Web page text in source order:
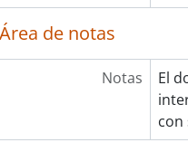
Área de notas
Notas
El
con